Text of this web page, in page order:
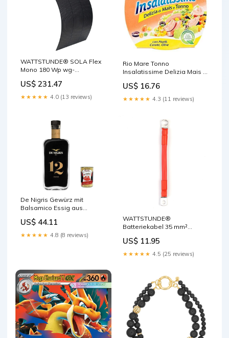
WATTSTUNDE® SOLA Flex
Mono 180 Wp wg-
US$ 231.47
★★★★★ 4.0 (13 reviews)
Rio Mare Tonno
Insalatissime Delizia Mais e
160 g Fleisch, Geflügel &
Wild italienisch Original
US$ 16.76
★★★★★ 4.3 (11 reviews)
De Nigris Gewürz mit
Balsamico Essig aus
Travasi Gewürz 100 %
Modena 100 ml, mit
Balsamico Essig aus
US$ 44.11
★★★★★ 4.8 (8 reviews)
WATTSTUNDE®
Batteriekabel 35 mm²
Kompressor
US$ 11.95
★★★★★ 4.5 (25 reviews)